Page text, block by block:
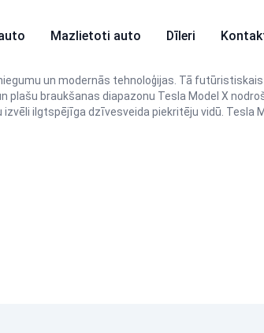
Mazlietoti auto Dīleri
un modernās tehnoloģijas. Tā
plašu braukšanas diapazonu Tesla Model X
ilgtspējīga dzīvesveida piekritēju vidū.